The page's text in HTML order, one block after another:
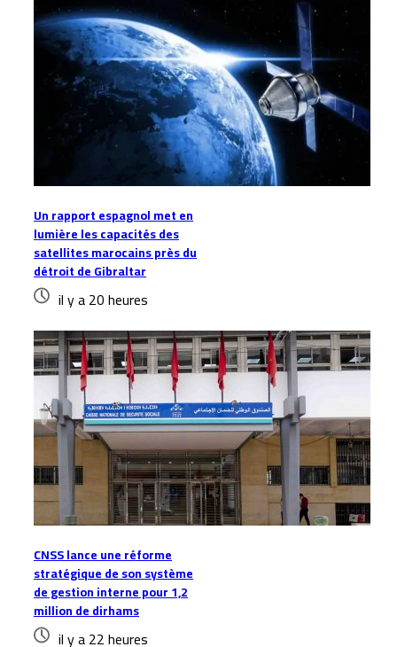
Un rapport espagnol met en
lumière les capacités des
satellites marocains près du
détroit de Gibraltar
il y a 20 heures
CNSS lance une réforme
stratégique de son système
de gestion interne pour 1,2
million de dirhams
il y a 22 heures